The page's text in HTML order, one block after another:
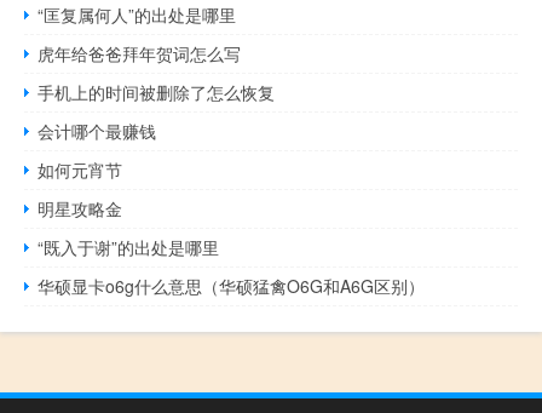
“匡复属何人”的出处是哪里
虎年给爸爸拜年贺词怎么写
手机上的时间被删除了怎么恢复
会计哪个最赚钱
如何元宵节
明星攻略金
“既入于谢”的出处是哪里
华硕显卡o6g什么意思（华硕猛禽O6G和A6G区别）